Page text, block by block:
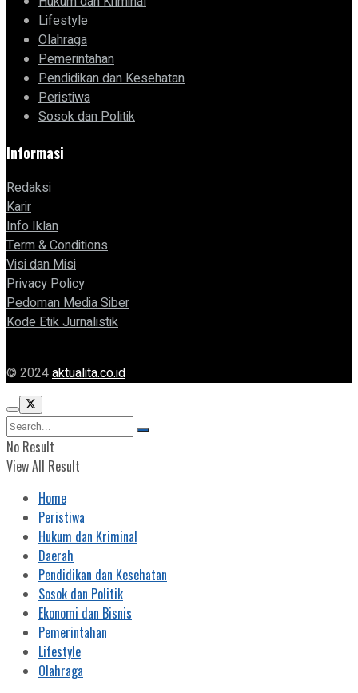
Lifestyle
Olahraga
Pemerintahan
Pendidikan dan Kesehatan
Peristiwa
Sosok dan Politik
Informasi
Redaksi
Karir
Info Iklan
Term & Conditions
Visi dan Misi
Privacy Policy
Pedoman Media Siber
Kode Etik Jurnalistik
© 2024aktualita.co.id
No Result
View All Result
Home
Peristiwa
Hukum dan Kriminal
Daerah
Pendidikan dan Kesehatan
Sosok dan Politik
Ekonomi dan Bisnis
Pemerintahan
Lifestyle
Olahraga